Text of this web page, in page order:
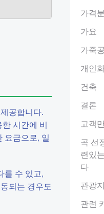
공합니다.
시간에 비
요금으로, 일
를 수 있고,
되는 경우도
가격
가요
가죽
개인
건축
결론
고객
곡 선
련있
다
관광지
관련